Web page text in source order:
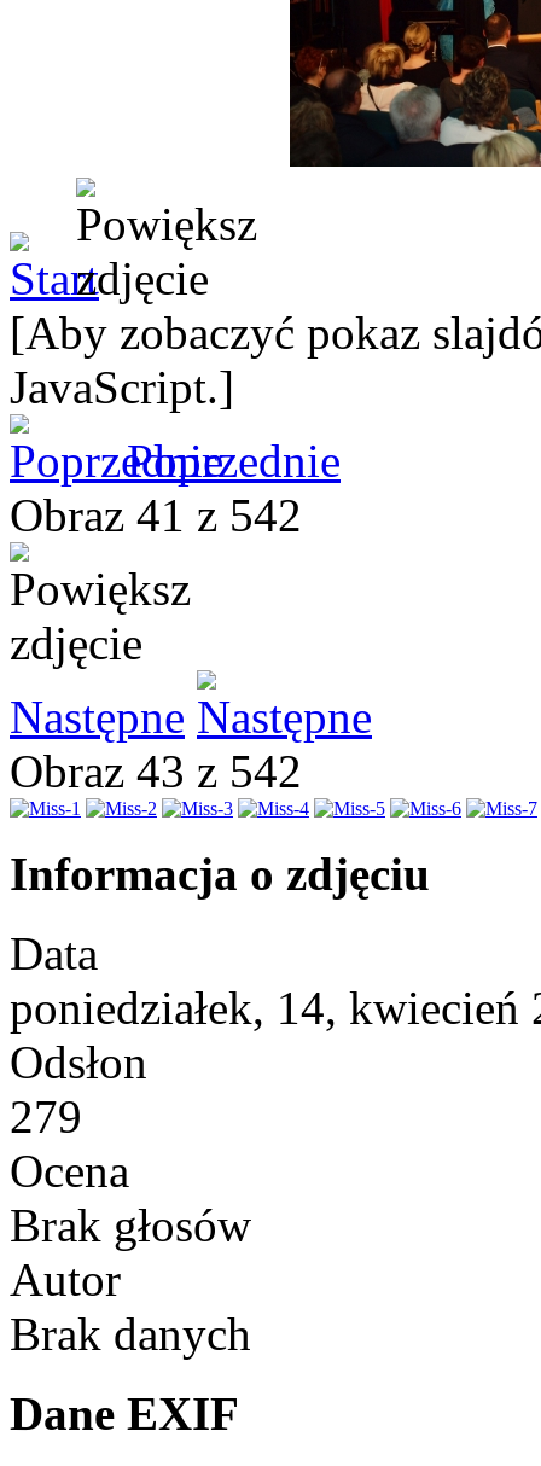
[Aby zobaczyć pokaz
JavaScript.]
Poprzednie
Obraz 41 z 542
Następne
Obraz 43 z 542
Informacja o zdjęciu
Data
poniedziałek, 14, kwiecień
Odsłon
279
Ocena
Brak głosów
Autor
Brak danych
Dane EXIF